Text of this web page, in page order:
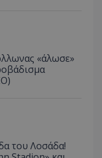
«άλωσε»
του Λοσάδα!